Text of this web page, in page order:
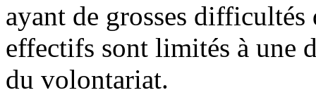
ayant de grosses
effectifs sont limités à une
du volontariat.